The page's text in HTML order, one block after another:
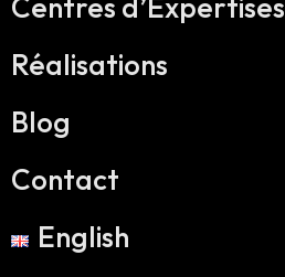
Centres d’Expertises
Réalisations
Blog
Contact
English